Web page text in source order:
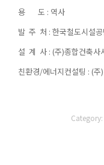
용 도 : 역사
발 주 처 : 한국철도시설
설 계 사 : (주)종합건축사
친환경/에너지컨설팅 : (
Category: